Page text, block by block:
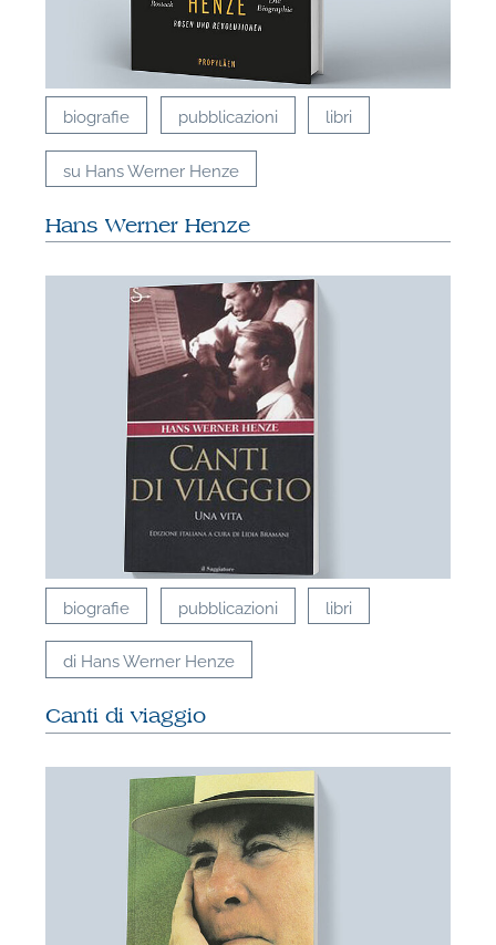
biografie pubblicazioni libri
su Hans Werner Henze
Hans Werner Henze
biografie pubblicazioni libri
di Hans Werner Henze
Canti di viaggio